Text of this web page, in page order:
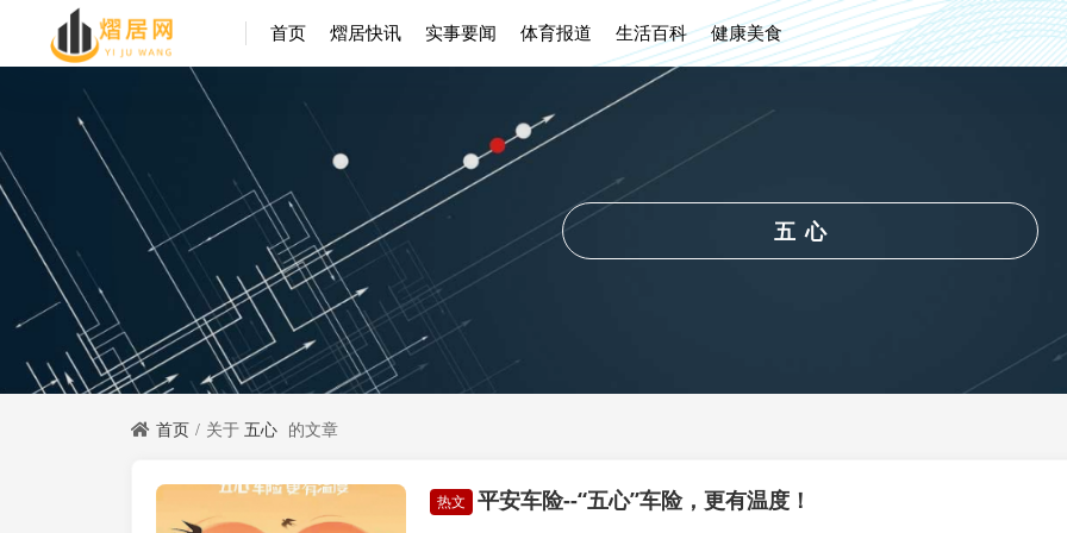
首页 熠居快讯 实事要闻 体育报道 生活百科 健康美食
五心
首页 关于 五心 的文章
熠居快讯
热文 平安车险--“五心”车险，更有温度！